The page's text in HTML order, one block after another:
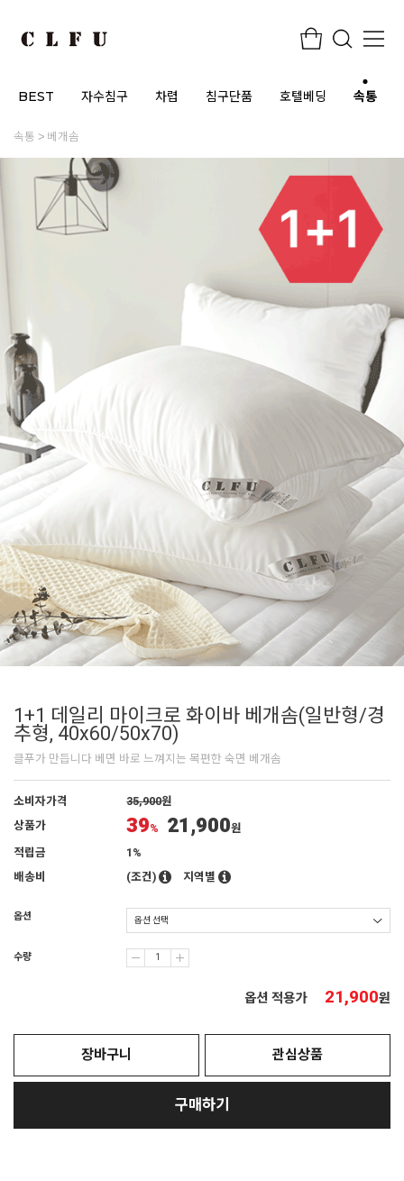
BEST 자수침구 차렵 침구단품 호텔베딩 속통
속통 베개솜
1+1 데일리 마이크로 화이바 베개솜(일반형/경
추형, 40x60/50x70)
클푸가 만듭니다 베면 바로 느껴지는 목편한 숙면 베개솜
소비자가격 35,900원
상품가
39% 21,900원
적립금
1%
배송비
(조건) 지역별
옵션
수량
옵션 적용가 21,900원
장바구니 관심상품
구매하기